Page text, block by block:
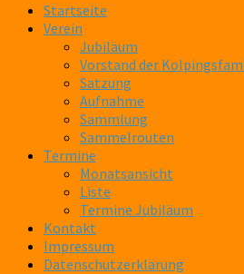
Startseite
Verein
Jubiläum
Vorstand der
Satzung
Aufnahme
Sammlung
Sammelrouten
Termine
Monatsansicht
Liste
Termine Jubiläum
Kontakt
Impressum
Datenschutzerklärung